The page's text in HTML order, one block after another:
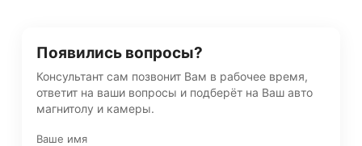
Появились вопросы?
Консультант сам позвонит Вам в рабочее время,
ответит на ваши вопросы и подберёт на Ваш авто
магнитолу и камеры.
Ваше имя